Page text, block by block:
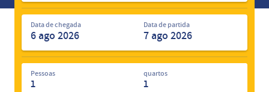
Data de chegada Data de partida
Pessoas
1
quartos
1